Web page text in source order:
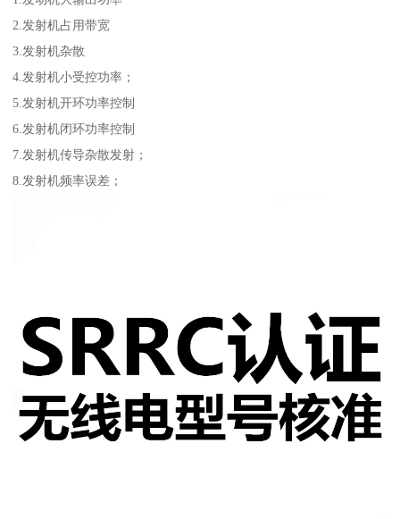
2.发射机占用带宽
3.发射机杂散
4.发射机小受控功率；
5.发射机开环功率控制
6.发射机闭环功率控制
7.发射机传导杂散发射；
8.发射机频率误差；